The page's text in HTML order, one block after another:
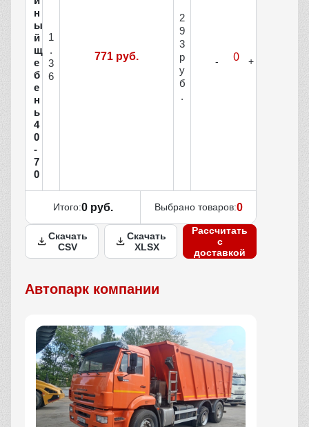
н
ы
й
щ
е
б
е
н
ь
4
0
-
7
0
1
.
3
6
771 руб.
2
9
3
р
у
б
.
Итого:0 руб. Выбрано товаров:0
Скачать
CSV
Скачать
XLSX
Рассчитать
с
доставкой
Автопарк компании